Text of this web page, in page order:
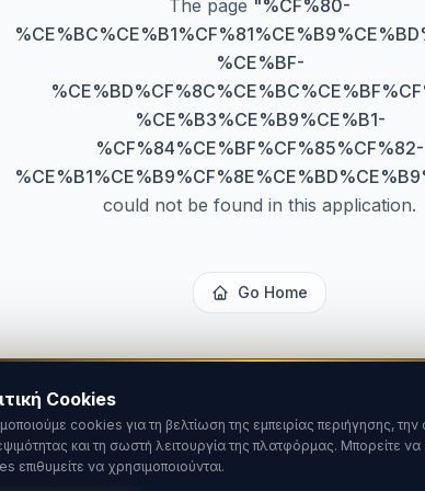
The page "%CF%80-
%CE%BF-
%CE%B3%CE%B9%CE%B1-
%CF%84%CE%BF%CF%85%CF%82-
could not be found in this application.
Go Home
Cookies
cookies για τη βελτίωση της εμπειρίας περιήγησης,
και τη σωστή λειτουργία της πλατφόρμας. Μπορείτε να
επιθυμείτε να χρησιμοποιούνται.